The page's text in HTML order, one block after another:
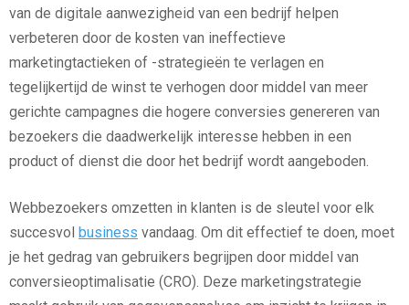
van de digitale aanwezigheid van een bedrijf helpen
verbeteren door de kosten van ineffectieve
marketingtactieken of -strategieën te verlagen en
tegelijkertijd de winst te verhogen door middel van meer
gerichte campagnes die hogere conversies genereren van
bezoekers die daadwerkelijk interesse hebben in een
product of dienst die door het bedrijf wordt aangeboden.
Webbezoekers omzetten in klanten is de sleutel voor elk
succesvol business vandaag. Om dit effectief te doen, moet
je het gedrag van gebruikers begrijpen door middel van
conversieoptimalisatie (CRO). Deze marketingstrategie